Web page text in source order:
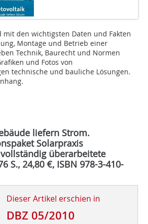
den wichtigsten Daten und Fakten
Montage und Betrieb einer
Technik, Baurecht und Normen
und Fotos von
technische und bau­liche Lösungen.
liefern Strom.
Solarpraxis
überarbeitete
S., 24,80 €, ISBN 978-3-410-
Dieser Artikel erschien in
DBZ 05/2010